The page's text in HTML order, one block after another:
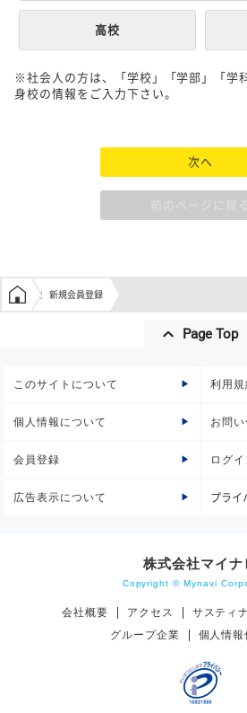
高校
※社会人の方は、「学校」「学部」「学
身校の情報をご入力下さい。
次へ
前のページに戻る
学生の窓口トップ
新規会員登録
Page Top
このサイトについて 利用規
個人情報について お問
会員登録 ログイ
広告表示について プライ
株式会社マイナ
Copyright © Mynavi
会社概要 アクセス サスティ
グループ企業
個人情